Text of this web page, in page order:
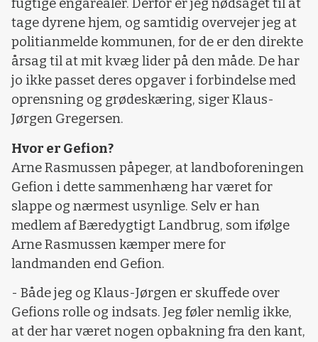
fugtige engarealer. Derfor er jeg nødsaget til at
tage dyrene hjem, og samtidig overvejer jeg at
politianmelde kommunen, for de er den direkte
årsag til at mit kvæg lider på den måde. De har
jo ikke passet deres opgaver i forbindelse med
oprensning og grødeskæring, siger Klaus-
Jørgen Gregersen.
Hvor er Gefion?
Arne Rasmussen påpeger, at landboforeningen
Gefion i dette sammenhæng har været for
slappe og nærmest usynlige. Selv er han
medlem af Bæredygtigt Landbrug, som ifølge
Arne Rasmussen kæmper mere for
landmanden end Gefion.
- Både jeg og Klaus-Jørgen er skuffede over
Gefions rolle og indsats. Jeg føler nemlig ikke,
at der har været nogen opbakning fra den kant,